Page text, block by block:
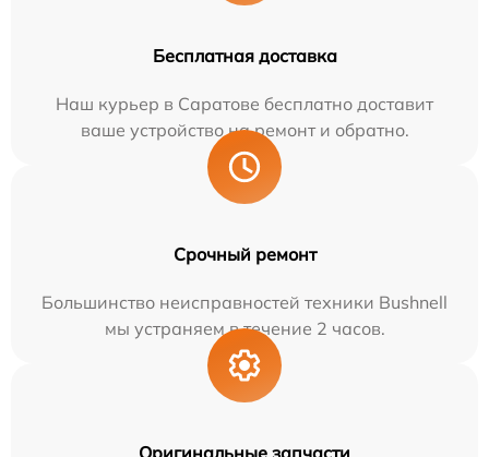
Бесплатная доставка
Наш курьер в Саратове бесплатно доставит
ваше устройство на ремонт и обратно.
Срочный ремонт
Большинство неисправностей техники Bushnell
мы устраняем в течение 2 часов.
Оригинальные запчасти